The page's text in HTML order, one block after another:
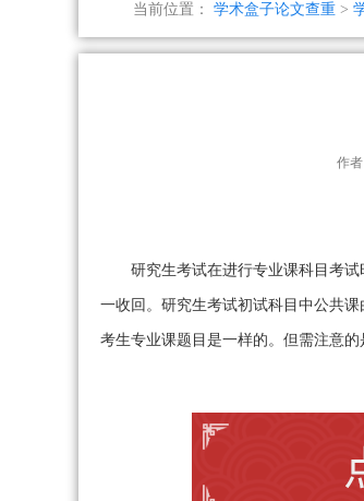
当前位置： 学术盒子论文查重 >
作
研究生考试在进行专业课科目考
一收回。研究生考试初试科目中公共
考生专业课题目是一样的。但需注意